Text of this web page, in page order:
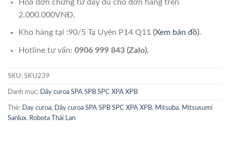
Hoá đơn chứng từ đầy đủ cho đơn hàng trên
2.000.000VNĐ.
Kho hàng tại :90/5 Tạ Uyên P14 Q11 (Xem bản đồ).
Hotline tư vấn: 0906 999 843 (Zalo).
SKU: SKU239
Danh mục: Dây curoa SPA SPB SPC XPA XPB
Thẻ: Day curoa, Dây curoa SPA SPB SPC XPA XPB, Mitsuba, Mitsusumi
Sanlux, Robota Thái Lan